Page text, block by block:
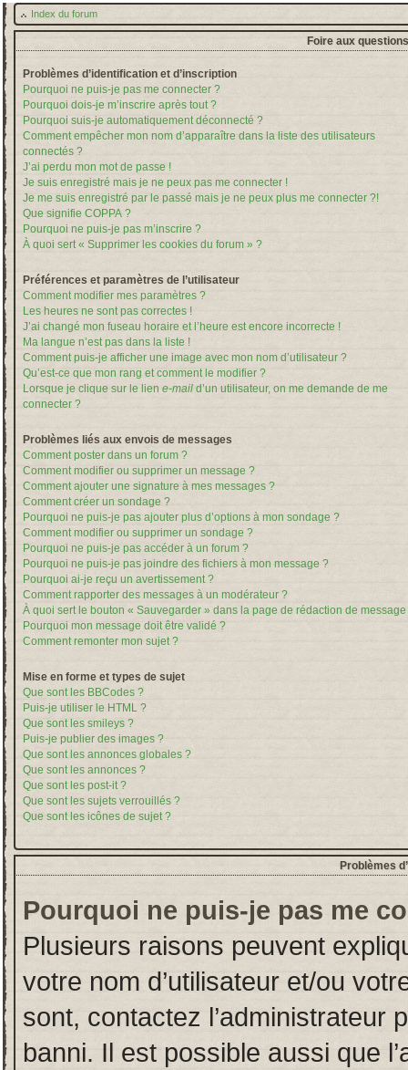
Index du forum
Foire aux
Problèmes d’identification et d’inscription
Pourquoi ne puis-je pas me connecter ?
Pourquoi dois-je m’inscrire après tout ?
Pourquoi suis-je automatiquement déconnecté ?
Comment empêcher mon nom d’apparaître dans la liste des utilisateurs
connectés ?
J’ai perdu mon mot de passe !
Je suis enregistré mais je ne peux pas me connecter !
Je me suis enregistré par le passé mais je ne peux plus me connecter ?!
Que signifie COPPA ?
Pourquoi ne puis-je pas m’inscrire ?
À quoi sert « Supprimer les cookies du forum » ?
Préférences et paramètres de l’utilisateur
Comment modifier mes paramètres ?
Les heures ne sont pas correctes !
J’ai changé mon fuseau horaire et l’heure est encore incorrecte !
Ma langue n’est pas dans la liste !
Comment puis-je afficher une image avec mon nom d’utilisateur ?
Qu’est-ce que mon rang et comment le modifier ?
Lorsque je clique sur le lien e-mail d’un utilisateur, on me demande de me
connecter ?
Problèmes liés aux envois de messages
Comment poster dans un forum ?
Comment modifier ou supprimer un message ?
Comment ajouter une signature à mes messages ?
Comment créer un sondage ?
Pourquoi ne puis-je pas ajouter plus d’options à mon sondage ?
Comment modifier ou supprimer un sondage ?
Pourquoi ne puis-je pas accéder à un forum ?
Pourquoi ne puis-je pas joindre des fichiers à mon message ?
Pourquoi ai-je reçu un avertissement ?
Comment rapporter des messages à un modérateur ?
À quoi sert le bouton « Sauvegarder » dans la page de rédaction de message
Pourquoi mon message doit être validé ?
Comment remonter mon sujet ?
Mise en forme et types de sujet
Que sont les BBCodes ?
Puis-je utiliser le HTML ?
Que sont les smileys ?
Puis-je publier des images ?
Que sont les annonces globales ?
Que sont les annonces ?
Que sont les post-it ?
Que sont les sujets verrouillés ?
Que sont les icônes de sujet ?
Problèmes
Pourquoi ne puis-je pas me
Plusieurs raisons peuvent
votre nom d’utilisateur et/ou
sont, contactez l’administrateur
banni. Il est possible aussi que